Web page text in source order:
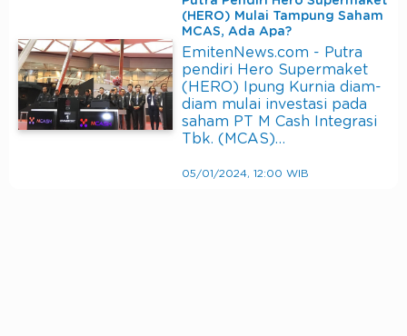
(HERO) Mulai Tampung Saham
MCAS, Ada Apa?
EmitenNews.com - Putra
pendiri Hero Supermaket
(HERO) Ipung Kurnia diam-
diam mulai investasi pada
saham PT M Cash Integrasi
Tbk. (MCAS)…
05/01/2024, 12:00 WIB